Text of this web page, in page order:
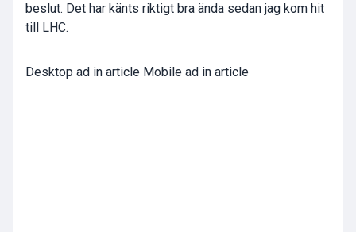
beslut. Det har känts riktigt bra ända sedan jag kom hit
till LHC.
Desktop ad in article Mobile ad in article